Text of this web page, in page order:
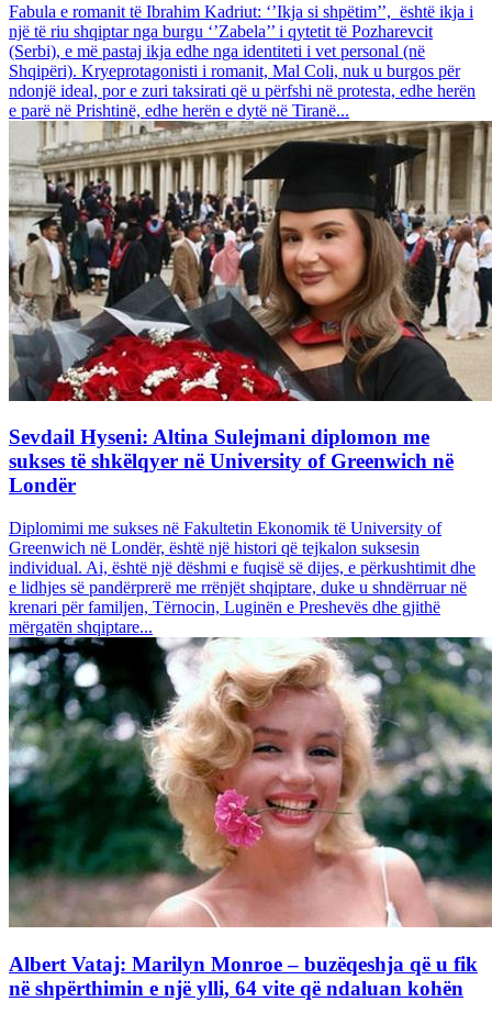
Fabula e romanit të Ibrahim Kadriut: ‘’Ikja si shpëtim’’, është ikja i
një të riu shqiptar nga burgu ‘’Zabela’’ i qytetit të Pozharevcit
(Serbi), e më pastaj ikja edhe nga identiteti i vet personal (në
Shqipëri). Kryeprotagonisti i romanit, Mal Coli, nuk u burgos për
ndonjë ideal, por e zuri taksirati që u përfshi në protesta, edhe herën
e parë në Prishtinë, edhe herën e dytë në Tiranë...
Sevdail Hyseni: Altina Sulejmani diplomon me
sukses të shkëlqyer në University of Greenwich në
Londër
Diplomimi me sukses në Fakultetin Ekonomik të University of
Greenwich në Londër, është një histori që tejkalon suksesin
individual. Ai, është një dëshmi e fuqisë së dijes, e përkushtimit dhe
e lidhjes së pandërprerë me rrënjët shqiptare, duke u shndërruar në
krenari për familjen, Tërnocin, Luginën e Preshevës dhe gjithë
mërgatën shqiptare...
Albert Vataj: Marilyn Monroe – buzëqeshja që u fik
në shpërthimin e një ylli, 64 vite që ndaluan kohën